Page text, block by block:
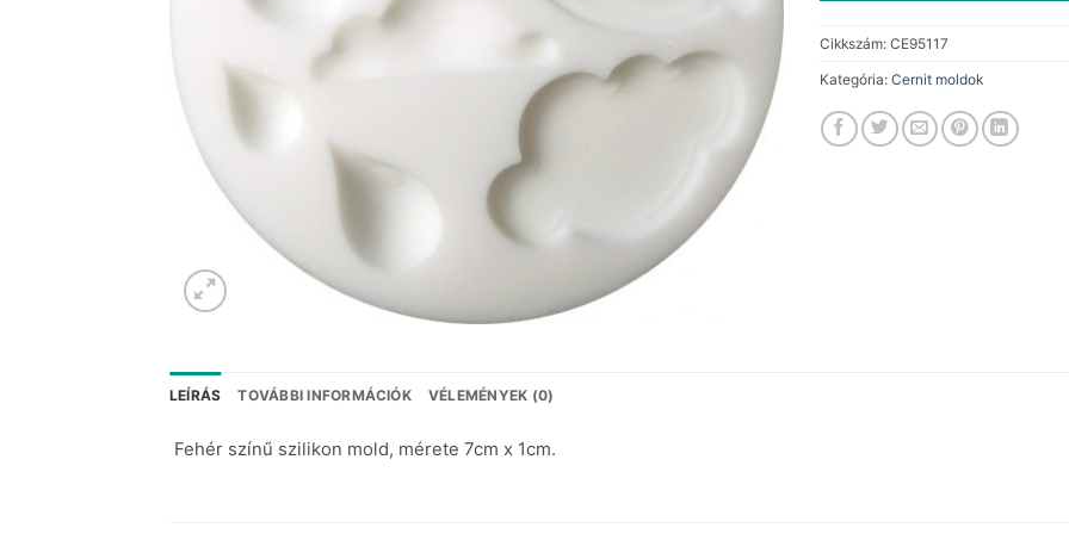
Cikkszám: CE95117
Kategória: Cernit moldok
LEÍRÁS TOVÁBBI INFORMÁCIÓK VÉLEMÉNYEK (0)
Fehér színű szilikon mold, mérete 7cm x 1cm.